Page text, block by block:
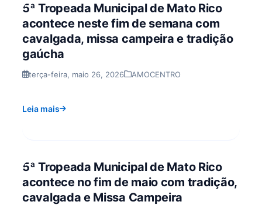
5ª Tropeada Municipal de Mato Rico
acontece neste fim de semana com
cavalgada, missa campeira e tradição
gaúcha
terça-feira, maio 26, 2026 AMOCENTRO
Leia mais
5ª Tropeada Municipal de Mato Rico
acontece no fim de maio com tradição,
cavalgada e Missa Campeira